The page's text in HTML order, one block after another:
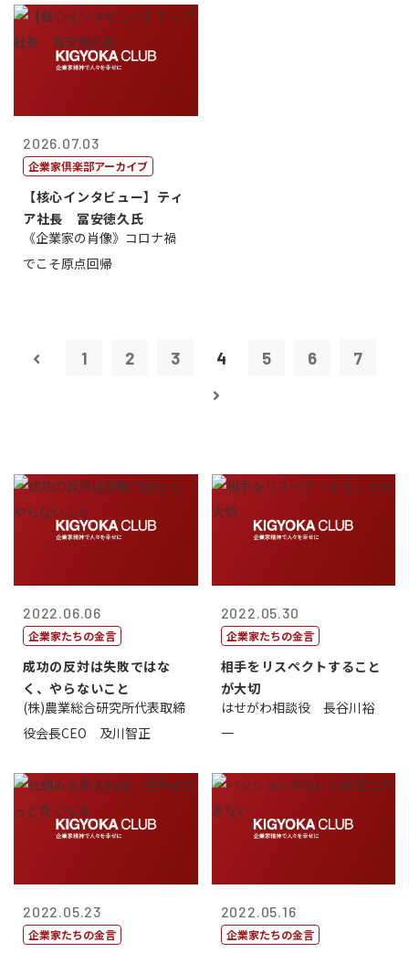
2026.07.03
企業家倶楽部アーカイブ
【核心インタビュー】ティ
ア社長 冨安徳久氏
《企業家の肖像》コロナ禍
でこそ原点回帰
1 2 3 4 5 6 7
2022.06.06
企業家たちの金言
成功の反対は失敗ではな
く、やらないこと
(株)農業総合研究所代表取締
役会長CEO 及川智正
2022.05.30
企業家たちの金言
相手をリスペクトすること
が大切
はせがわ相談役 長谷川裕
一
2022.05.23
企業家たちの金言
2022.05.16
企業家たちの金言